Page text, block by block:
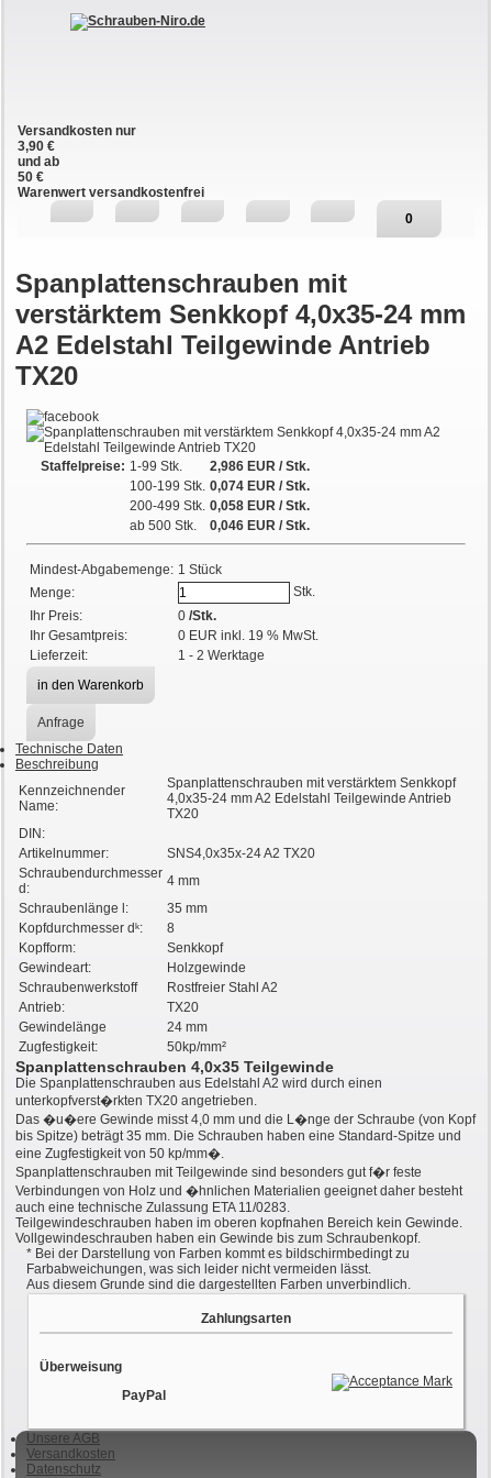
Versandkosten nur
3,90 €
und ab
50 €
Warenwert versandkostenfrei
0
Spanplattenschrauben mit
verstärktem Senkkopf 4,0x35-24 mm
A2 Edelstahl Teilgewinde Antrieb
TX20
Staffelpreise: 1-99 Stk. 2,986 EUR / Stk.
100-199 Stk. 0,074 EUR / Stk.
200-499 Stk. 0,058 EUR / Stk.
ab 500 Stk.
0,046 EUR / Stk.
Mindest-Abgabemenge: 1 Stück
Menge:
Stk.
Ihr Preis:
0 /Stk.
Ihr Gesamtpreis:
0 EUR inkl. 19 % MwSt.
Lieferzeit:
1 - 2 Werktage
Anfrage
Technische Daten
Beschreibung
Kennzeichnender
Name:
Spanplattenschrauben mit verstärktem Senkkopf
4,0x35-24 mm A2 Edelstahl Teilgewinde Antrieb
TX20
DIN:
Artikelnummer:
SNS4,0x35x-24 A2 TX20
Schraubendurchmesser
d:
4 mm
Schraubenlänge l:
35 mm
Kopfdurchmesser dᵏ:
8
Kopfform:
Senkkopf
Gewindeart:
Holzgewinde
Schraubenwerkstoff
Rostfreier Stahl A2
Antrieb:
TX20
Gewindelänge
24 mm
Zugfestigkeit:
50kp/mm²
Spanplattenschrauben 4,0x35 Teilgewinde
Die Spanplattenschrauben aus Edelstahl A2 wird durch einen
unterkopfverst�rkten TX20 angetrieben.
Das �u�ere Gewinde misst 4,0 mm und die L�nge der Schraube (von Kopf
bis Spitze) beträgt 35 mm. Die Schrauben haben eine Standard-Spitze und
eine Zugfestigkeit von 50 kp/mm�.
Spanplattenschrauben mit Teilgewinde sind besonders gut f�r feste
Verbindungen von Holz und �hnlichen Materialien geeignet daher besteht
auch eine technische Zulassung ETA 11/0283.
Teilgewindeschrauben haben im oberen kopfnahen Bereich kein Gewinde.
Vollgewindeschrauben haben ein Gewinde bis zum Schraubenkopf.
* Bei der Darstellung von Farben kommt es bildschirmbedingt zu
Farbabweichungen, was sich leider nicht vermeiden lässt.
Aus diesem Grunde sind die dargestellten Farben unverbindlich.
Zahlungsarten
Überweisung
PayPal
Unsere AGB
Versandkosten
Datenschutz